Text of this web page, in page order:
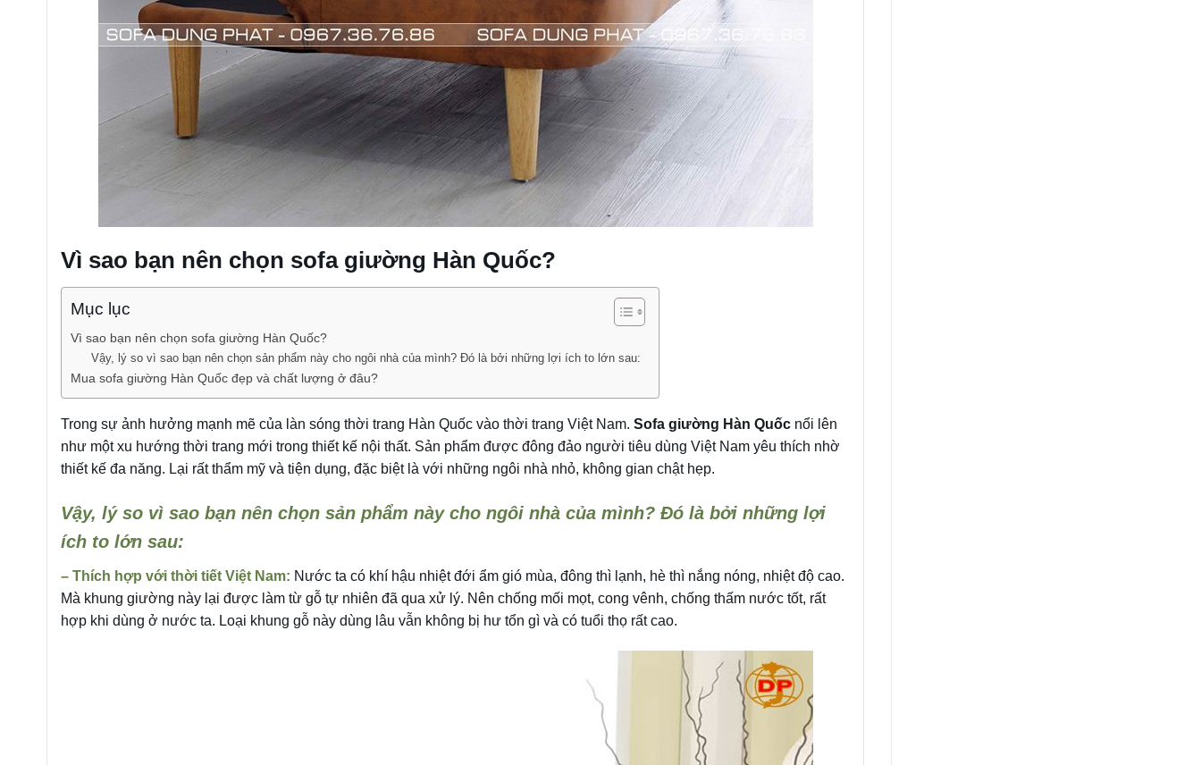
Vì sao bạn nên chọn sofa giường Hàn Quốc?
Mục lục
Vì sao bạn nên chọn sofa giường Hàn Quốc?
Vậy, lý so vì sao bạn nên chọn sản phẩm này cho ngôi nhà của mình? Đó là bởi những lợi ích to lớn sau:
Mua sofa giường Hàn Quốc đẹp và chất lượng ở đâu?
Trong sự ảnh hưởng mạnh mẽ của làn sóng thời trang Hàn Quốc vào thời trang Việt Nam. Sofa giường Hàn Quốc nổi lên
như một xu hướng thời trang mới trong thiết kế nội thất. Sản phẩm được đông đảo người tiêu dùng Việt Nam yêu thích nhờ
thiết kế đa năng. Lại rất thẩm mỹ và tiện dụng, đặc biệt là với những ngôi nhà nhỏ, không gian chật hẹp.
Vậy, lý so vì sao bạn nên chọn sản phẩm này cho ngôi nhà của mình? Đó là bởi những lợi
ích to lớn sau:
– Thích hợp với thời tiết Việt Nam: Nước ta có khí hậu nhiệt đới ẩm gió mùa, đông thì lạnh, hè thì nắng nóng, nhiệt độ cao.
Mà khung giường này lại được làm từ gỗ tự nhiên đã qua xử lý. Nên chống mối mọt, cong vênh, chống thấm nước tốt, rất
hợp khi dùng ở nước ta. Loại khung gỗ này dùng lâu vẫn không bị hư tổn gì và có tuổi thọ rất cao.